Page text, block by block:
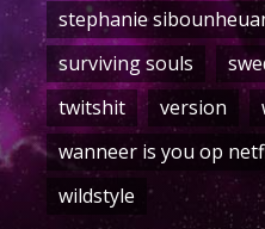
stephanie
surviving souls
twitshit
version
wanneer is you op
wildstyle